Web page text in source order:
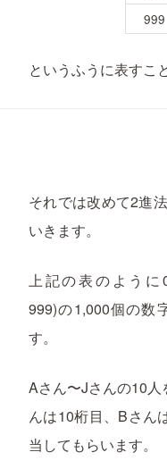
999
というふうに表すこ
それでは改めて2進
いきます。
上記の表のように
999)の1,000個の数
す。
Aさん〜Jさんの10人
んは10桁目、Bさん
当してもらいます。